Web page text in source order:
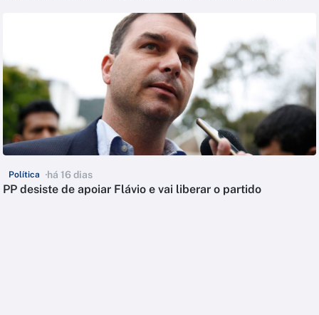
Política há 16 dias
PP desiste de apoiar Flávio e vai liberar o partido